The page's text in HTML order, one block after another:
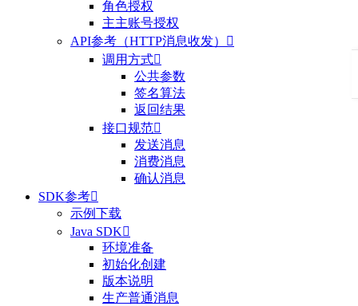
角色授权
主主账号授权
API参考（HTTP消息收发）

调用方式
公共参数
签名算法
返回结果
接口规范
发送消息
消费消息
确认消息
SDK参考
示例下载
Java SDK
环境准备
初始化创建
版本说明
生产普通消息